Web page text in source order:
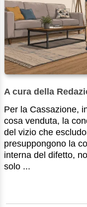
A cura della
Per la Cassazione,
cosa venduta, la
del vizio che
presuppongono la
interna del difetto,
solo ...